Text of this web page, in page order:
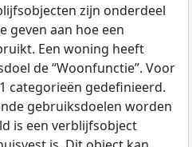
zijn onderdeel
geven aan hoe een
Een woning heeft
de “Woonfunctie”. Voor
categorieën gedefinieerd.
gebruiksdoelen worden
is een verblijfsobject